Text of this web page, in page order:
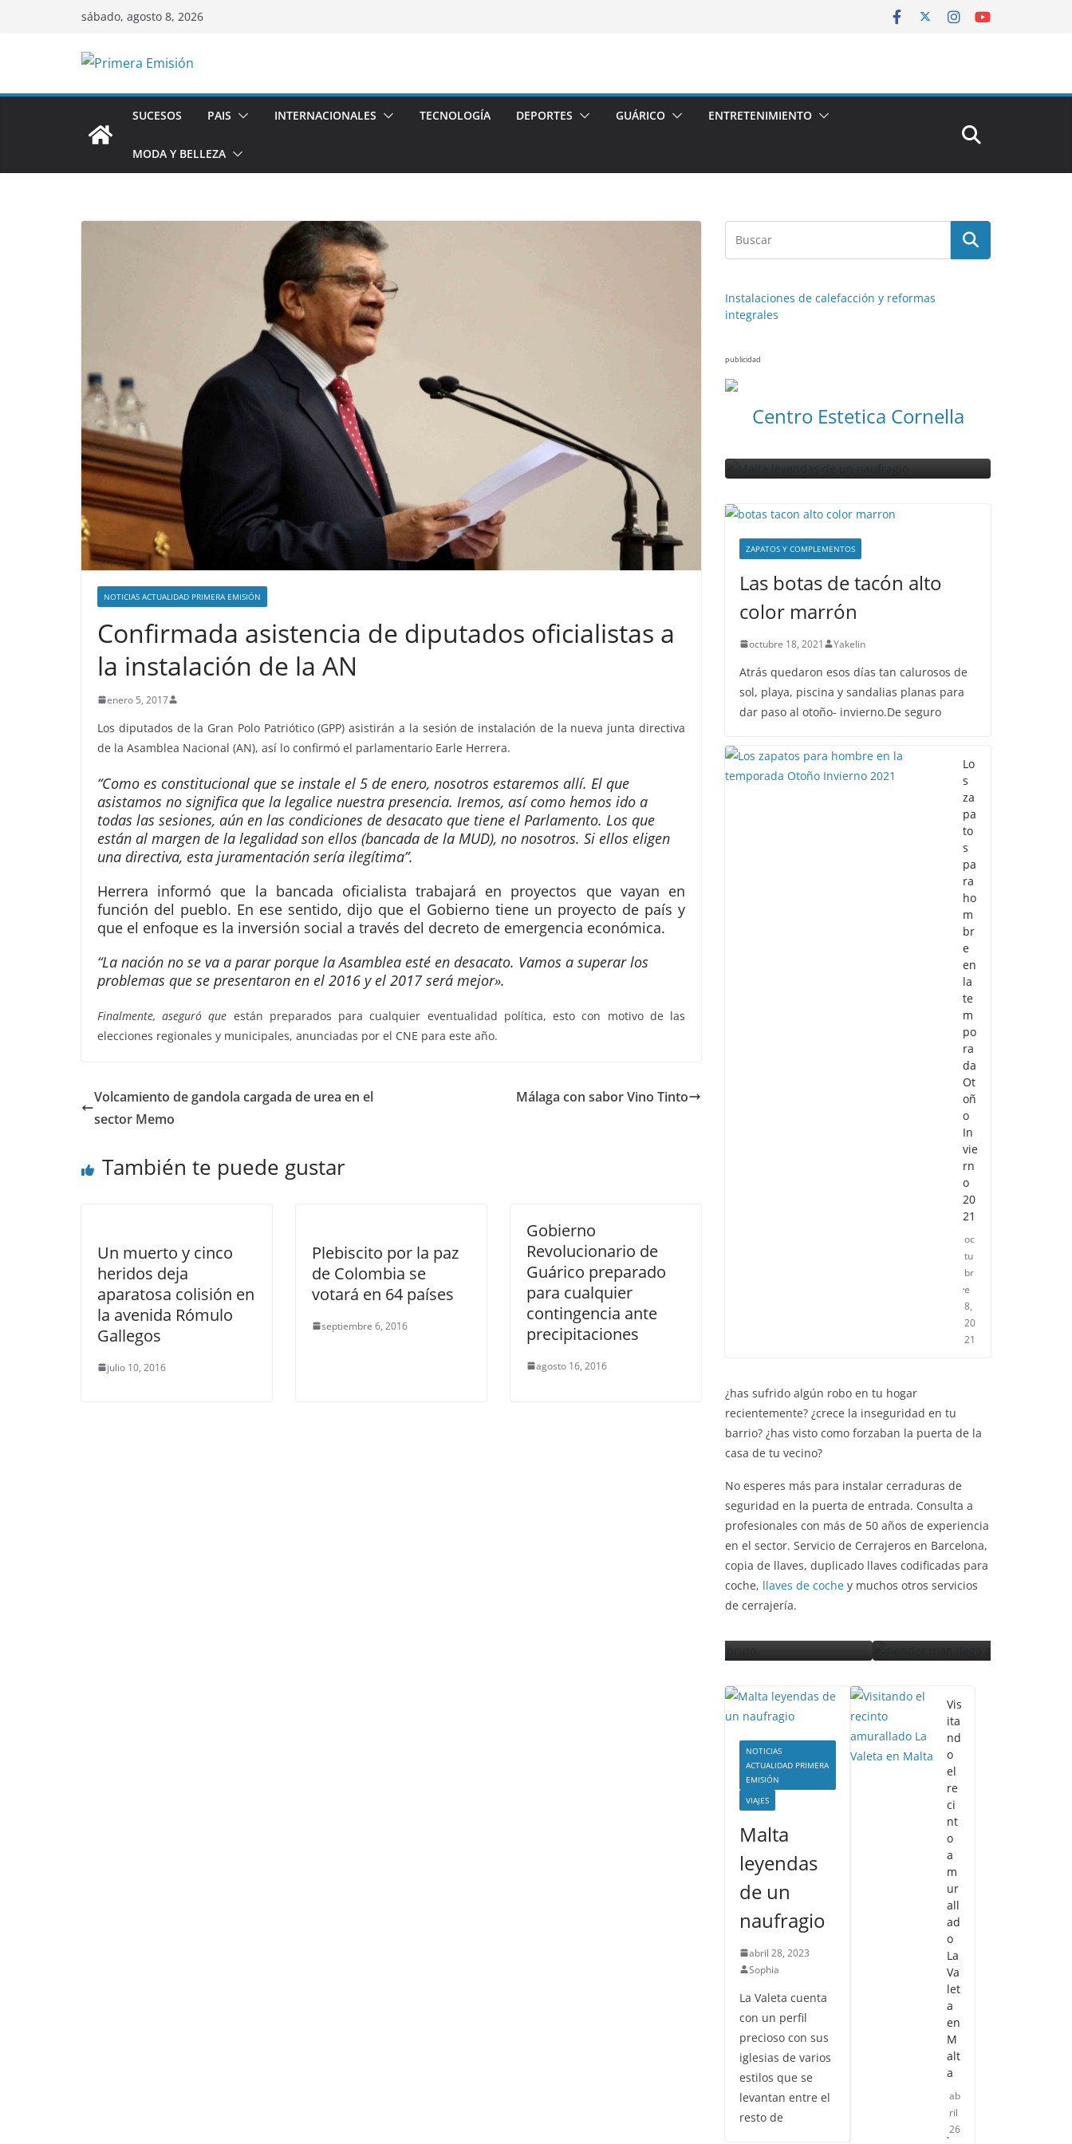
sábado, agosto 8, 2026
SUCESOS PAIS INTERNACIONALES TECNOLOGÍA DEPORTES GUÁRICO ENTRETENIMIENTO
MODA Y BELLEZA
NOTICIAS ACTUALIDAD PRIMERA EMISIÓN
Confirmada asistencia de diputados oficialistas a
la instalación de la AN
enero 5, 2017
Los diputados de la Gran Polo Patriótico (GPP) asistirán a la sesión de instalación de la nueva junta directiva
de la Asamblea Nacional (AN), así lo confirmó el parlamentario Earle Herrera.
“Como es constitucional que se instale el 5 de enero, nosotros estaremos allí. El que
asistamos no significa que la legalice nuestra presencia. Iremos, así como hemos ido a
todas las sesiones, aún en las condiciones de desacato que tiene el Parlamento. Los que
están al margen de la legalidad son ellos (bancada de la MUD), no nosotros. Si ellos eligen
una directiva, esta juramentación sería ilegítima”.
Herrera informó que la bancada oficialista trabajará en proyectos que vayan en
función del pueblo. En ese sentido, dijo que el Gobierno tiene un proyecto de país y
que el enfoque es la inversión social a través del decreto de emergencia económica.
“La nación no se va a parar porque la Asamblea esté en desacato. Vamos a superar los
problemas que se presentaron en el 2016 y el 2017 será mejor».
Finalmente, aseguró que están preparados para cualquier eventualidad política, esto con motivo de las
elecciones regionales y municipales, anunciadas por el CNE para este año.
Volcamiento de gandola cargada de urea en el
sector Memo
Málaga con sabor Vino Tinto
También te puede gustar
Un muerto y cinco
heridos deja
aparatosa colisión en
la avenida Rómulo
Gallegos
julio 10, 2016
Plebiscito por la paz
de Colombia se
votará en 64 países
septiembre 6, 2016
Gobierno
Revolucionario de
Guárico preparado
para cualquier
contingencia ante
precipitaciones
agosto 16, 2016
Instalaciones de calefacción y reformas
integrales
publicidad
Centro Estetica Cornella
Ibiza las mejores
vacaciones de verano
enero 11, 2023 Sophia
NOTICIAS ACTUALIDAD PRIMERA EMISIÓN
naufragio
ZAPATOS Y COMPLEMENTOS
Las botas de tacón alto
color marrón
octubre 18, 2021 Yakelin
Atrás quedaron esos días tan calurosos de
sol, playa, piscina y sandalias planas para
dar paso al otoño- invierno.De seguro
Lo
s
za
pa
to
s
pa
ra
ho
m
br
e
en
la
te
m
po
ra
da
Ot
oñ
o
In
vie
rn
o
20
21
oc
tu
br
e
8,
20
21
¿has sufrido algún robo en tu hogar
recientemente? ¿crece la inseguridad en tu
barrio? ¿has visto como forzaban la puerta de la
casa de tu vecino?
No esperes más para instalar cerraduras de
seguridad en la puerta de entrada. Consulta a
profesionales con más de 50 años de experiencia
en el sector. Servicio de Cerrajeros en Barcelona,
copia de llaves, duplicado llaves codificadas para
coche, llaves de coche y muchos otros servicios
de cerrajería.
ENTRETENIMIENTO Y CURIOSIDADES
LIBROS CINE Y TV
Slender Man llega al cine
y te mostramos todos los
detalles
NOTICIAS
ACTUALIDAD PRIMERA
EMISIÓN
VIAJES
Malta
leyendas
de un
naufragio
abril 28, 2023
Sophia
La Valeta cuenta
con un perfil
precioso con sus
iglesias de varios
estilos que se
levantan entre el
resto de
Vis
ita
nd
o
el
re
ci
nt
o
a
m
ur
all
ad
o
La
Va
let
a
en
M
alt
a
ab
ril
26